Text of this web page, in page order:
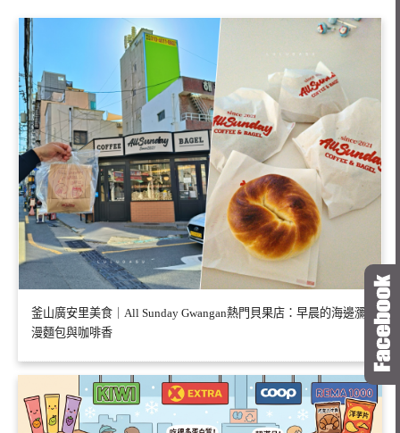
釜山廣安里美食｜All Sunday Gwangan熱門貝果店：早晨的海邊瀰
漫麵包與咖啡香